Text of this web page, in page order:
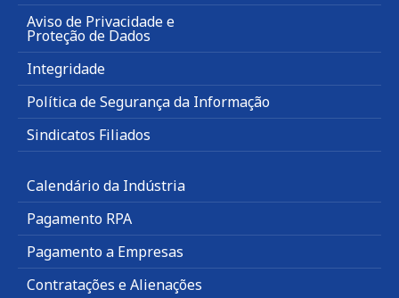
Aviso de Privacidade e
Proteção de Dados
Integridade
Política de Segurança da Informação
Sindicatos Filiados
Calendário da Indústria
Pagamento RPA
Pagamento a Empresas
Contratações e Alienações